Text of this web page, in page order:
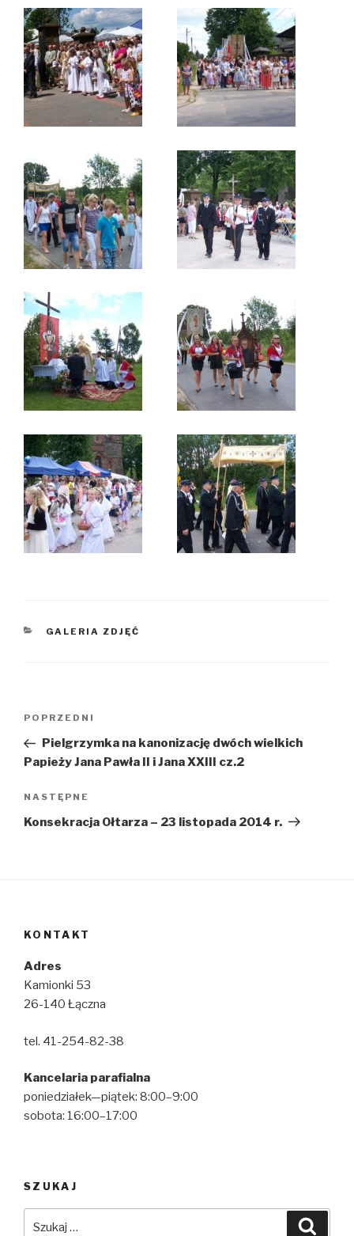
KATEGORIE
GALERIA ZDJĘĆ
Poprzedni
wpis
POPRZEDNI
Pielgrzymka na kanonizację dwóch wielkich
Papieży Jana Pawła II i Jana XXIII cz.2
Następny
wpis
NASTĘPNE
Konsekracja Ołtarza – 23 listopada 2014 r.
KONTAKT
Adres
Kamionki 53
26-140 Łączna
tel. 41-254-82-38
Kancelaria parafialna
poniedziałek—piątek: 8:00–9:00
sobota: 16:00–17:00
SZUKAJ